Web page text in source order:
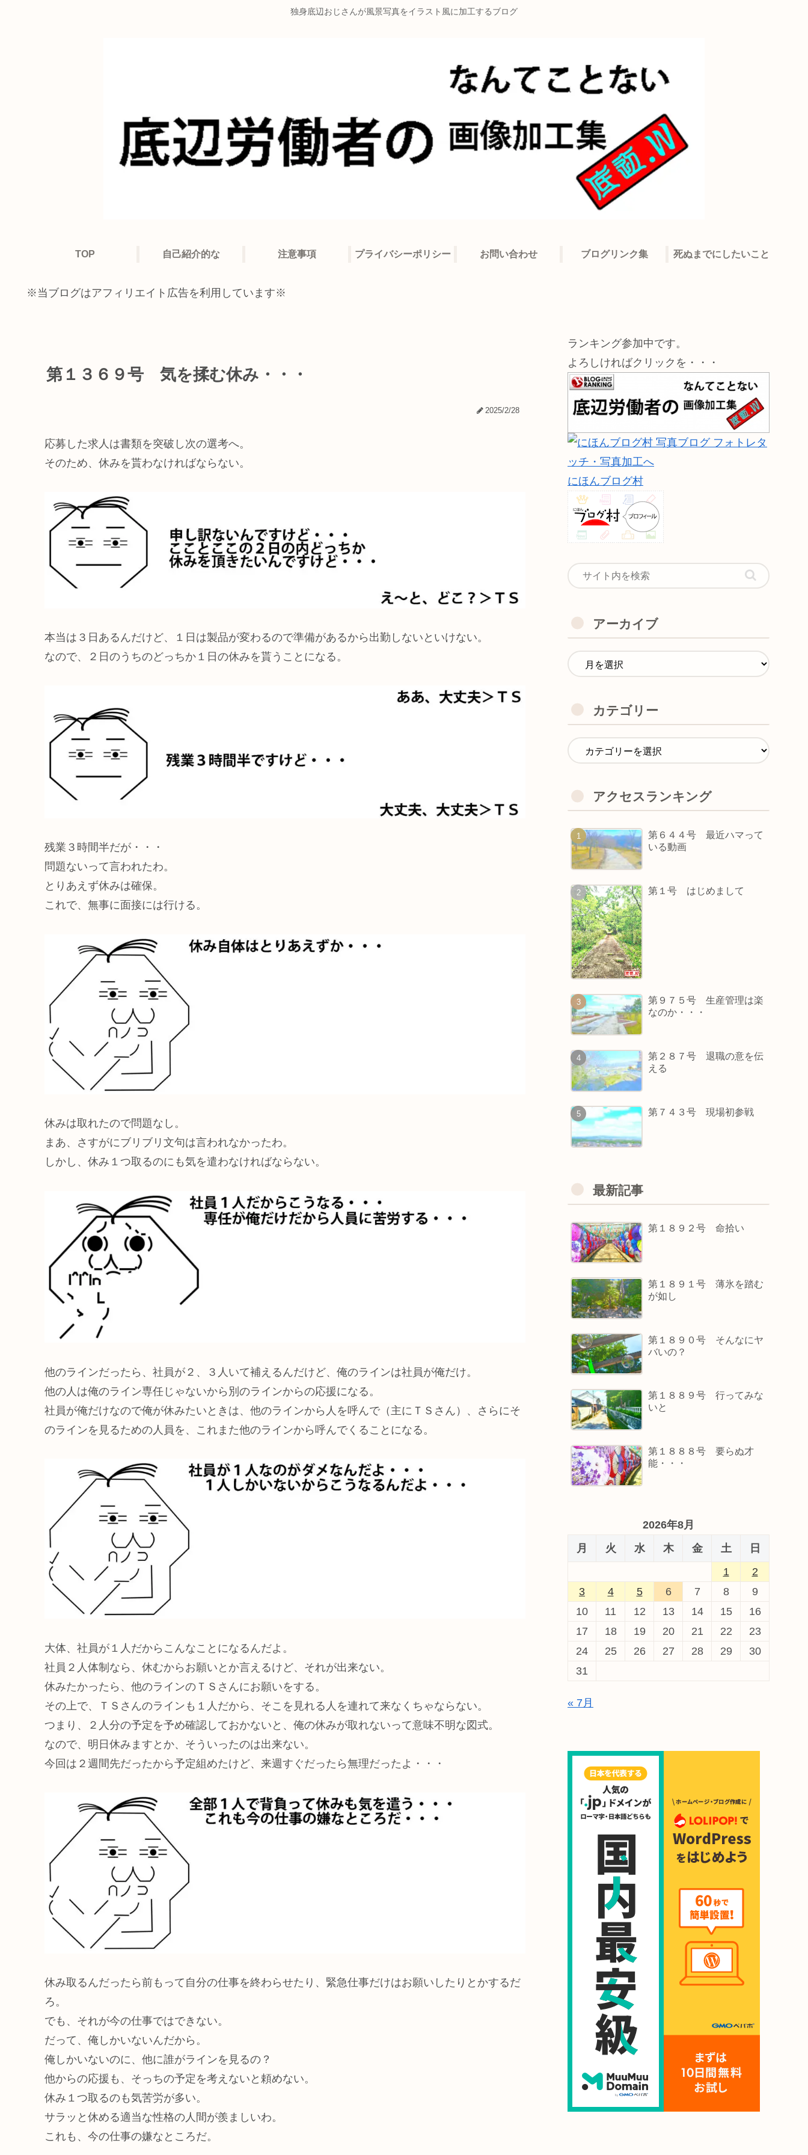
独身底辺おじさんが風景写真をイラスト風に加工するブログ
TOP 自己紹介的な 注意事項 プライバシーポリシー お問い合わせ ブログリンク集 死ぬまでにしたいこと
※当ブログはアフィリエイト広告を利用しています※
第１３６９号 気を揉む休み・・・
2025/2/28
応募した求人は書類を突破し次の選考へ。
そのため、休みを貰わなければならない。
本当は３日あるんだけど、１日は製品が変わるので準備があるから出勤しないといけない。
なので、２日のうちのどっちか１日の休みを貰うことになる。
残業３時間半だが・・・
問題ないって言われたわ。
とりあえず休みは確保。
これで、無事に面接には行ける。
休みは取れたので問題なし。
まあ、さすがにブリブリ文句は言われなかったわ。
しかし、休み１つ取るのにも気を遣わなければならない。
他のラインだったら、社員が２、３人いて補えるんだけど、俺のラインは社員が俺だけ。
他の人は俺のライン専任じゃないから別のラインからの応援になる。
社員が俺だけなので俺が休みたいときは、他のラインから人を呼んで（主にＴＳさん）、さらにそ
のラインを見るための人員を、これまた他のラインから呼んでくることになる。
大体、社員が１人だからこんなことになるんだよ。
社員２人体制なら、休むからお願いとか言えるけど、それが出来ない。
休みたかったら、他のラインのＴＳさんにお願いをする。
その上で、ＴＳさんのラインも１人だから、そこを見れる人を連れて来なくちゃならない。
つまり、２人分の予定を予め確認しておかないと、俺の休みが取れないって意味不明な図式。
なので、明日休みますとか、そういったのは出来ない。
今回は２週間先だったから予定組めたけど、来週すぐだったら無理だったよ・・・
休み取るんだったら前もって自分の仕事を終わらせたり、緊急仕事だけはお願いしたりとかするだ
ろ。
でも、それが今の仕事ではできない。
だって、俺しかいないんだから。
俺しかいないのに、他に誰がラインを見るの？
他からの応援も、そっちの予定を考えないと頼めない。
休み１つ取るのも気苦労が多い。
サラッと休める適当な性格の人間が羨ましいわ。
これも、今の仕事の嫌なところだ。
ランキング参加中です。
よろしければクリックを・・・
にほんブログ村
アーカイブ
カテゴリー
アクセスランキング
第６４４号 最近ハマって
いる動画
第１号 はじめまして
第９７５号 生産管理は楽
なのか・・・
第２８７号 退職の意を伝
える
第７４３号 現場初参戦
最新記事
第１８９２号 命拾い
第１８９１号 薄氷を踏む
が如し
第１８９０号 そんなにヤ
バいの？
第１８８９号 行ってみな
いと
第１８８８号 要らぬ才
能・・・
2026年8月
月
火 水 木 金 土
日
1
2
3
4 5 6 7 8
9
10
11 12 13 14 15
16
17
18 19 20 21 22
23
24
25 26 27 28 29
30
31
« 7月